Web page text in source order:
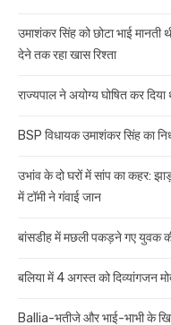
उमाशंकर सिंह को छोटा भाई मानती
देने तक रहा खास रिश्ता
राज्यपाल ने अयोग्य घोषित कर
BSP विधायक उमाशंकर सिंह का
उभांव के दो घरों में सांप का कहर:
में टॉमी ने गंवाई जान
बांसडीह में मछली पकड़ने गए युवक
बलिया में 4 अगस्त को दिव्यांगजन
Ballia-भतीजे और भाई-भाभी के